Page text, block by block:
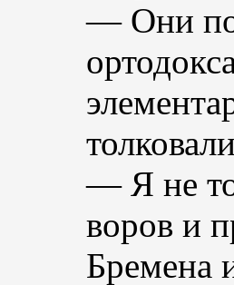
— Они
— Я не
воров и
Бремена